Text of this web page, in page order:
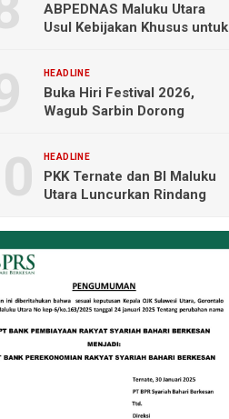
ABPEDNAS Maluku Utara
Usul Kebijakan Khusus untuk
HEADLINE
Buka Hiri Festival 2026,
Wagub Sarbin Dorong
HEADLINE
PKK Ternate dan BI Maluku
Utara Luncurkan Rindang
Pangan